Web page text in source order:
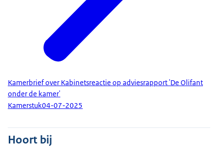
Kamerbrief over Kabinetsreactie op adviesrapport 'De Olifant
onder de kamer'
Kamerstuk04-07-2025
Hoort bij